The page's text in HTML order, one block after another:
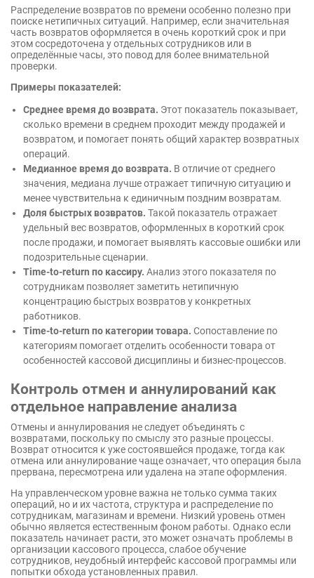
Распределение возвратов по времени особенно полезно при
поиске нетипичных ситуаций. Например, если значительная
часть возвратов оформляется в очень короткий срок и при
этом сосредоточена у отдельных сотрудников или в
определённые часы, это повод для более внимательной
проверки.
Примеры показателей:
Среднее время до возврата. Этот показатель показывает,
сколько времени в среднем проходит между продажей и
возвратом, и помогает понять общий характер возвратных
операций.
Медианное время до возврата. В отличие от среднего
значения, медиана лучше отражает типичную ситуацию и
менее чувствительна к единичным поздним возвратам.
Доля быстрых возвратов. Такой показатель отражает
удельный вес возвратов, оформленных в короткий срок
после продажи, и помогает выявлять кассовые ошибки или
подозрительные сценарии.
Time-to-return по кассиру. Анализ этого показателя по
сотрудникам позволяет заметить нетипичную
концентрацию быстрых возвратов у конкретных
работников.
Time-to-return по категории товара. Сопоставление по
категориям помогает отделить особенности товара от
особенностей кассовой дисциплины и бизнес-процессов.
Контроль отмен и аннулирований как
отдельное направление анализа
Отмены и аннулирования не следует объединять с
возвратами, поскольку по смыслу это разные процессы.
Возврат относится к уже состоявшейся продаже, тогда как
отмена или аннулирование чаще означает, что операция была
прервана, пересмотрена или удалена на этапе оформления.
На управленческом уровне важна не только сумма таких
операций, но и их частота, структура и распределение по
сотрудникам, магазинам и времени. Низкий уровень отмен
обычно является естественным фоном работы. Однако если
показатель начинает расти, это может означать проблемы в
организации кассового процесса, слабое обучение
сотрудников, неудобный интерфейс кассовой программы или
попытки обхода установленных правил.